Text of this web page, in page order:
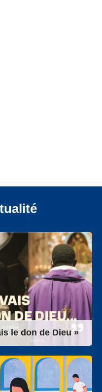
le don de Dieu »